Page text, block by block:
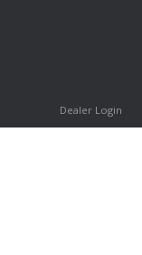
Dealer Login